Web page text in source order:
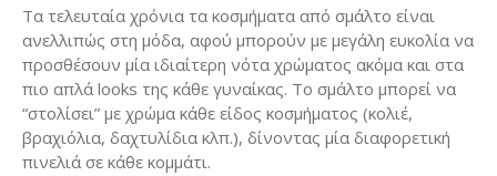
Τα τελευταία χρόνια τα κοσμήματα από σμάλτο είναι
ανελλιπώς στη μόδα, αφού μπορούν με μεγάλη ευκολία να
προσθέσουν μία ιδιαίτερη νότα χρώματος ακόμα και στα
πιο απλά looks της κάθε γυναίκας. Το σμάλτο μπορεί να
“στολίσει” με χρώμα κάθε είδος κοσμήματος (κολιέ,
βραχιόλια, δαχτυλίδια κλπ.), δίνοντας μία διαφορετική
πινελιά σε κάθε κομμάτι.